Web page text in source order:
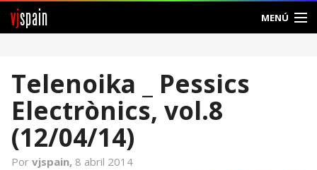
vjspain MENÚ
Foros
Noticias
Vjspain
Telenoika _ Pessics
Electrònics, vol.8
(12/04/14)
Por vjspain, 8 abril 2014